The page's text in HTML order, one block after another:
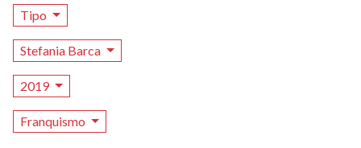
Tipo
Stefania Barca
2019
Franquismo